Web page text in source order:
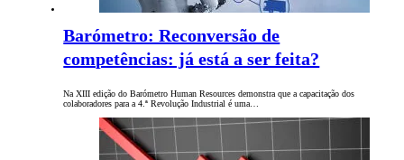
Barómetro: Reconversão de
competências: já está a ser feita?
Na XIII edição do Barómetro Human Resources demonstra que a capacitação dos
colaboradores para a 4.ª Revolução Industrial é uma…